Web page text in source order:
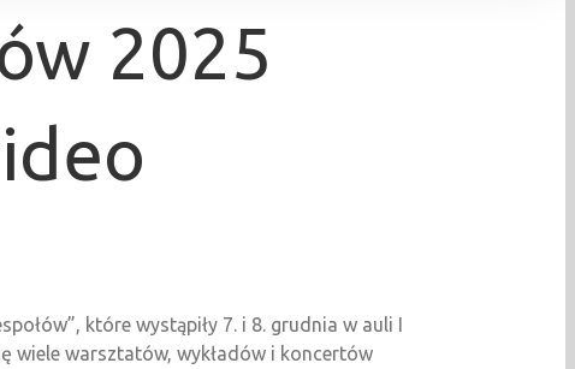
2025
które wystąpiły 7. i 8. grudnia w auli I
wiele warsztatów, wykładów i koncertów